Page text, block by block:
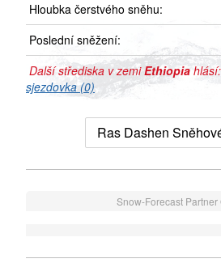
Hloubka čerstvého sněhu:
Poslední sněžení:
Další střediska v zemiEthiopia hlásí:
sjezdovka (0)
Ras Dashen
Snow-Forecast Partner